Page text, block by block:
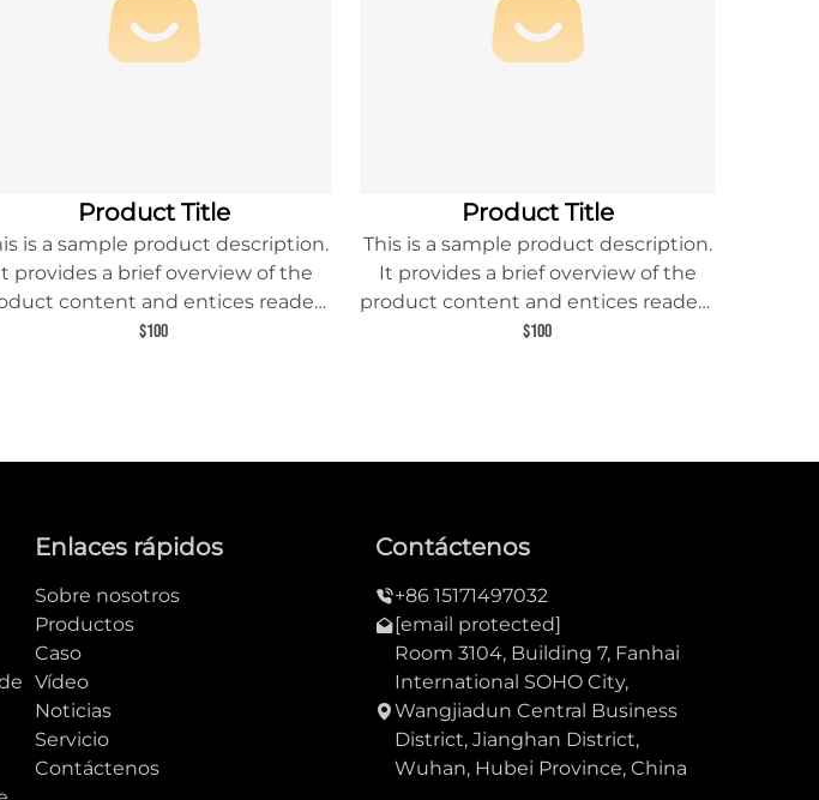
Product Title
is a sample product description.
provides a brief overview of the
content and entices readers
to learn more about this product.
$100
Product Title
This is a sample product description.
It provides a brief overview of the
product content and entices readers
to learn more about this product.
$100
Enlaces rápidos
Sobre nosotros
Productos
Caso
Vídeo
Noticias
Servicio
Contáctenos
Contáctenos
+86 15171497032
[email protected]
Room 3104, Building 7, Fanhai
International SOHO City,
Wangjiadun Central Business
District, Jianghan District,
Wuhan, Hubei Province, China